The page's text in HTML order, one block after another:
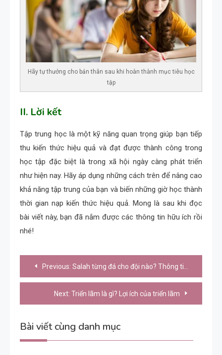
Hãy tự thưởng cho bản thân sau khi hoàn thành mục tiêu học
tập
II. Lời kết
Tập trung học là một kỹ năng quan trọng giúp bạn tiếp
thu kiến thức hiệu quả và đạt được thành công trong
học tập đặc biệt là trong xã hội ngày càng phát triển
như hiện nay. Hãy áp dụng những cách trên để nâng cao
khả năng tập trung của bạn và biến những giờ học thành
thời gian nạp kiến thức hiệu quả. Mong là sau khi đọc
bài viết này, bạn đã nắm được các thông tin hữu ích rồi
nhé!
Điều
hướng
bài
viết
Previous: Salah từng đá cho đội nào? Thông tin về “Vua” Ai Cập
Next: Triển lãm là gì? Lợi ích của triển lãm
Bài viết cùng danh mục